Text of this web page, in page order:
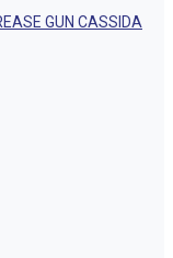
GUN CASSIDA